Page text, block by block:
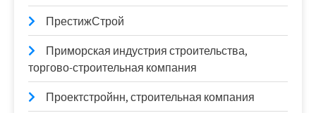
ПрестижСтрой
Приморская индустрия строительства,
торгово-строительная компания
Проектстройнн, строительная компания